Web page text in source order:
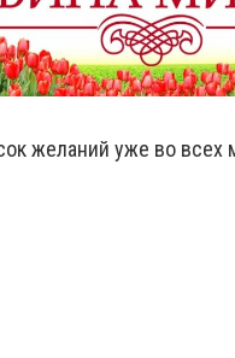
желаний уже во всех